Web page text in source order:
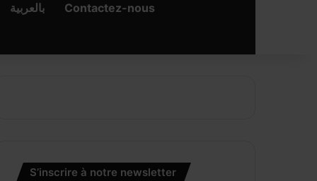
بالعربية Contactez-nous
S’inscrire à notre newsletter
×